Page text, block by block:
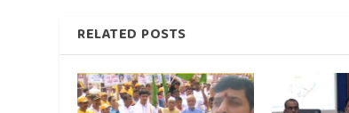
RELATED POSTS